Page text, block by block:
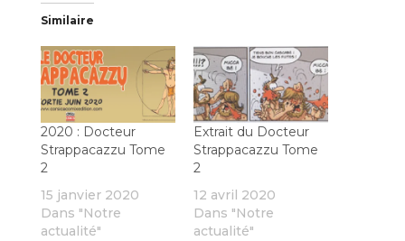
Similaire
2020 : Docteur
Strappacazzu Tome
2
15 janvier 2020
Dans "Notre
actualité"
Extrait du Docteur
Strappacazzu Tome
2
12 avril 2020
Dans "Notre
actualité"